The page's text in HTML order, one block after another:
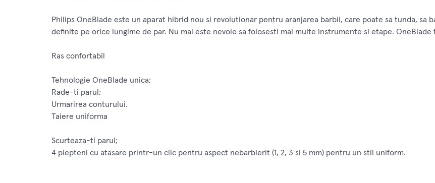
Philips OneBlade este un aparat hibrid nou si revolutionar pentru aranjarea barbii, care poate sa tunda, sa
definite pe orice lungime de par. Nu mai este nevoie sa folosesti mai multe instrumente si etape. OneBlade
Ras confortabil
Tehnologie OneBlade unica;
Rade-ti parul;
Urmarirea conturului.
Taiere uniforma
Scurteaza-ti parul;
4 piepteni cu atasare printr-un clic pentru aspect nebarbierit (1, 2, 3 si 5 mm) pentru un stil uniform.